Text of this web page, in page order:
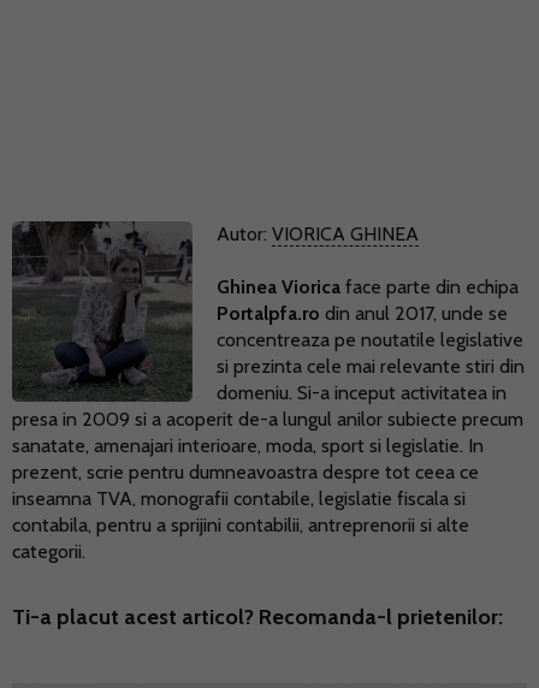
Autor: VIORICA GHINEA
Ghinea Viorica face parte din echipa
Portalpfa.ro din anul 2017, unde se
concentreaza pe noutatile legislative
si prezinta cele mai relevante stiri din
domeniu. Si-a inceput activitatea in
presa in 2009 si a acoperit de-a lungul anilor subiecte precum
sanatate, amenajari interioare, moda, sport si legislatie. In
prezent, scrie pentru dumneavoastra despre tot ceea ce
inseamna TVA, monografii contabile, legislatie fiscala si
contabila, pentru a sprijini contabilii, antreprenorii si alte
categorii.
Ti-a placut acest articol? Recomanda-l prietenilor: